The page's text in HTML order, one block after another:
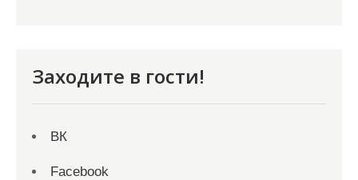
Заходите в гости!
ВК
Facebook